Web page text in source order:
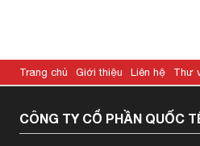
Trang chủ Giới thiệu Liên hệ Thư
CÔNG TY CỔ PHẦN QUỐC